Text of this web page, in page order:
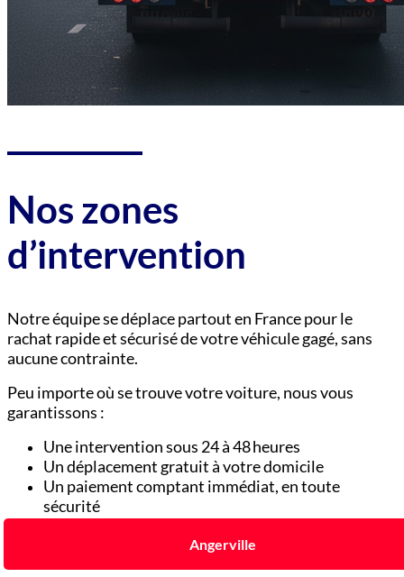
Nos zones
d’intervention
Notre équipe se déplace partout en France pour le
rachat rapide et sécurisé de votre véhicule gagé, sans
aucune contrainte.
Peu importe où se trouve votre voiture, nous vous
garantissons :
Une intervention sous 24 à 48 heures
Un déplacement gratuit à votre domicile
Un paiement comptant immédiat, en toute
sécurité
Angerville